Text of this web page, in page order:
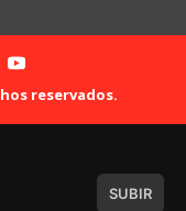
reservados.
SUBIR